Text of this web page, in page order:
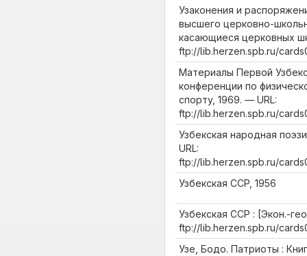
Узаконения и
высшего церковно-
касающиеся церковных
ftp://lib.herzen.spb.ru/
Материалы Первой
конференции по
спорту, 1969. — URL:
ftp://lib.herzen.spb.ru/
Узбекская народная
URL:
ftp://lib.herzen.spb.ru/
Узбекская ССР, 1956
Узбекская ССР : [Экон.-
ftp://lib.herzen.spb.ru/
Узе, Бодо. Патриоты :